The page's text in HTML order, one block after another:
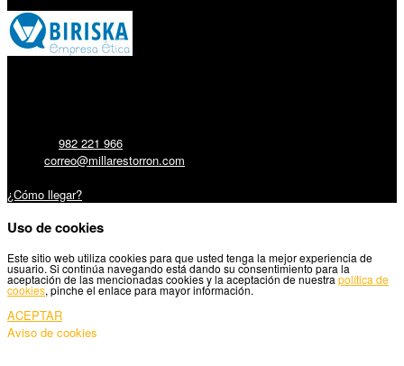
982 221 966
correo@millarestorron.com
¿Cómo llegar?
Uso de cookies
Este sitio web utiliza cookies para que usted tenga la mejor experiencia de
usuario. Si continúa navegando está dando su consentimiento para la
aceptación de las mencionadas cookies y la aceptación de nuestra política de
cookies, pinche el enlace para mayor información.
ACEPTAR
Aviso de cookies